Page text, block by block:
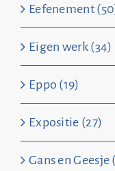
Eefenement
Eigen werk (34)
Eppo (19)
Expositie (27)
Gans en Geesje